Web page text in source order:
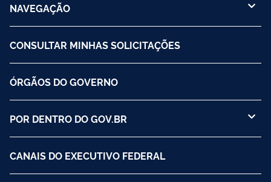
NAVEGAÇÃO
CONSULTAR MINHAS SOLICITAÇÕES
ÓRGÃOS DO GOVERNO
POR DENTRO DO GOV.BR
CANAIS DO EXECUTIVO FEDERAL